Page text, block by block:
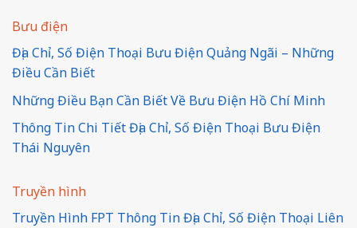
Bưu điện
Địa Chỉ, Số Điện Thoại Bưu Điện Quảng Ngãi – Những
Điều Cần Biết
Những Điều Bạn Cần Biết Về Bưu Điện Hồ Chí Minh
Thông Tin Chi Tiết Địa Chỉ, Số Điện Thoại Bưu Điện
Thái Nguyên
Truyền hình
Truyền Hình FPT Thông Tin Địa Chỉ, Số Điện Thoại Liên